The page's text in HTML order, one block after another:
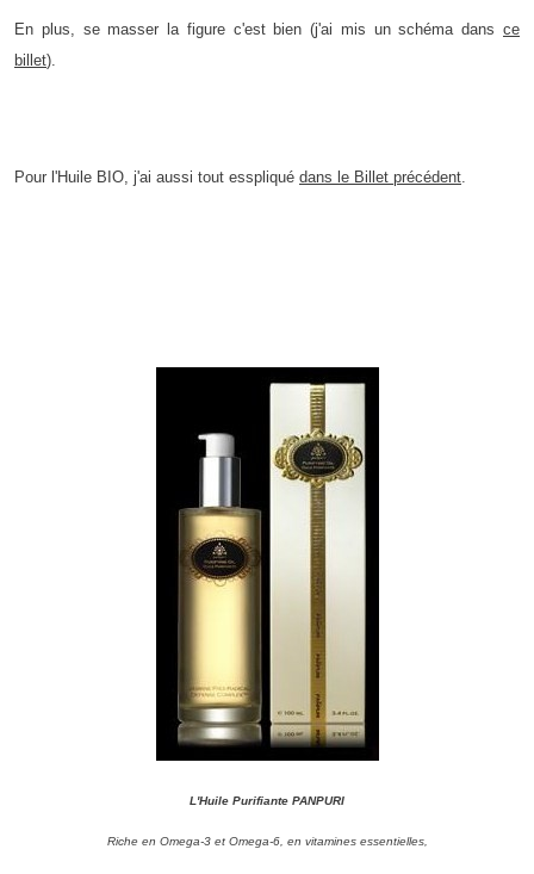
En plus, se masser la figure c'est bien (j'ai mis un schéma dans ce
billet).
Pour l'Huile BIO, j'ai aussi tout esspliqué dans le Billet précédent
L'Huile Purifiante PANPURI
Riche en Omega-3 et Omega-6, en vitamines essentielles,